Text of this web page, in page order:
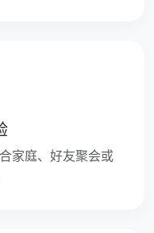
家庭、好友聚会或